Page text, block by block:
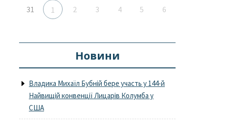
31 1 2 3 4 5 6
Новини
Владика Михаїл Бубній бере участь у 144-й
Найвищій конвенції Лицарів Колумба у
США